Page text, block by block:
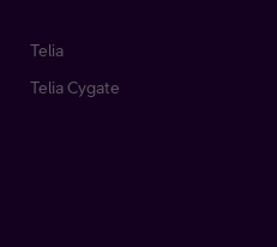
Telia
Telia Cygate